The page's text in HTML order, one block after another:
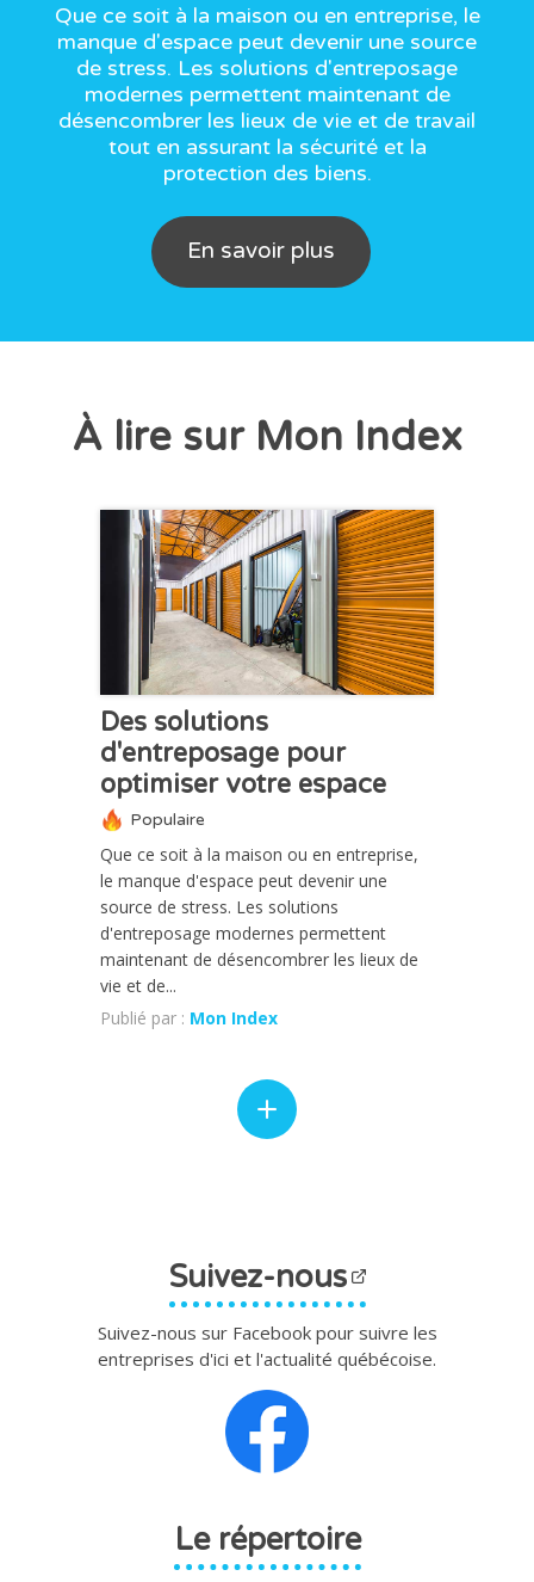
Que ce soit à la maison ou en entreprise, le
manque d'espace peut devenir une source
de stress. Les solutions d'entreposage
modernes permettent maintenant de
désencombrer les lieux de vie et de travail
tout en assurant la sécurité et la
protection des biens.
En savoir plus
À lire sur Mon Index
CHRONIQUE
Des solutions
d'entreposage pour
optimiser votre espace
Populaire
Que ce soit à la maison ou en entreprise,
le manque d'espace peut devenir une
source de stress. Les solutions
d'entreposage modernes permettent
maintenant de désencombrer les lieux de
vie et de...
Publié par : Mon Index
Suivez-nous
Suivez-nous sur Facebook pour suivre les
entreprises d'ici et l'actualité québécoise.
Le répertoire